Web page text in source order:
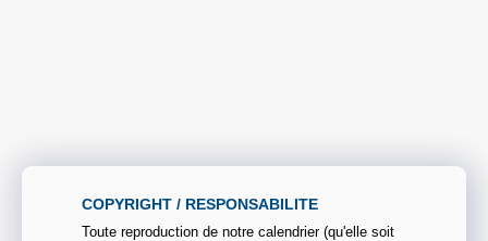
COPYRIGHT / RESPONSABILITE
Toute reproduction de notre calendrier (qu'elle soit